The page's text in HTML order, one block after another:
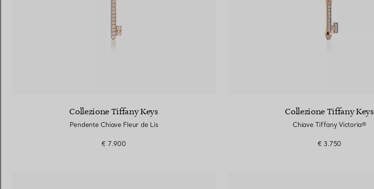
Collezione Tiffany Keys
Pendente Chiave Fleur de Lis
€ 7.900
Collezione Tiffany Keys
Chiave Tiffany Victoria®​
€ 3.750